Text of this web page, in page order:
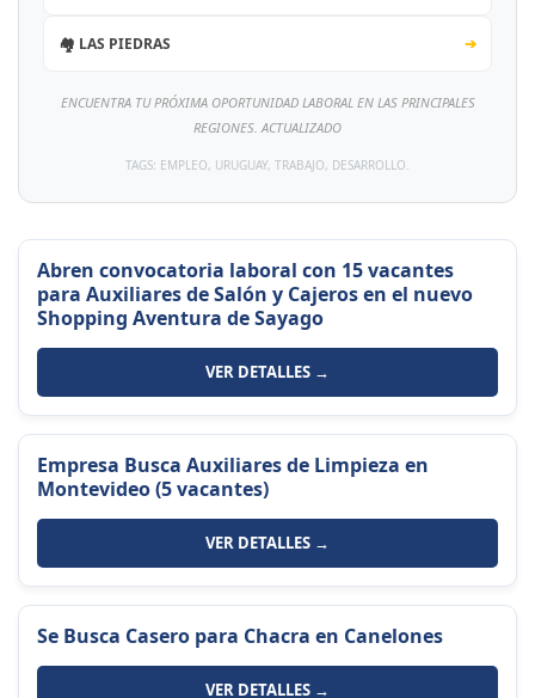
🏘️ LAS PIEDRAS ➔
ENCUENTRA TU PRÓXIMA OPORTUNIDAD LABORAL EN LAS PRINCIPALES
REGIONES. ACTUALIZADO
TAGS: EMPLEO, URUGUAY, TRABAJO, DESARROLLO.
Abren convocatoria laboral con 15 vacantes
para Auxiliares de Salón y Cajeros en el nuevo
Shopping Aventura de Sayago
VER DETALLES →
Empresa Busca Auxiliares de Limpieza en
Montevideo (5 vacantes)
VER DETALLES →
Se Busca Casero para Chacra en Canelones
VER DETALLES →